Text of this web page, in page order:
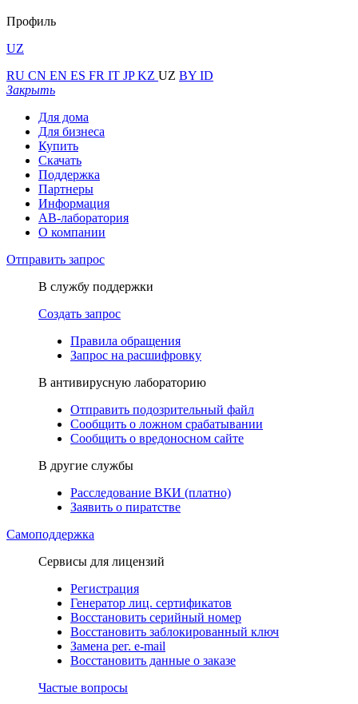
Профиль
UZ
RU CN EN ES FR IT JPKZ UZ BY ID
Закрыть
Для дома
Для бизнеса
Купить
Скачать
Поддержка
Партнеры
Информация
АВ-лаборатория
О компании
Отправить запрос
В службу поддержки
Создать запрос
Правила обращения
Запрос на расшифровку
В антивирусную лабораторию
Отправить подозрительный файл
Сообщить о ложном срабатывании
Сообщить о вредоносном сайте
В другие службы
Расследование ВКИ (платно)
Заявить о пиратстве
Самоподдержка
Сервисы для лицензий
Регистрация
Генератор лиц. сертификатов
Восстановить серийный номер
Восстановить заблокированный ключ
Замена рег. e-mail
Восстановить данные о заказе
Частые вопросы